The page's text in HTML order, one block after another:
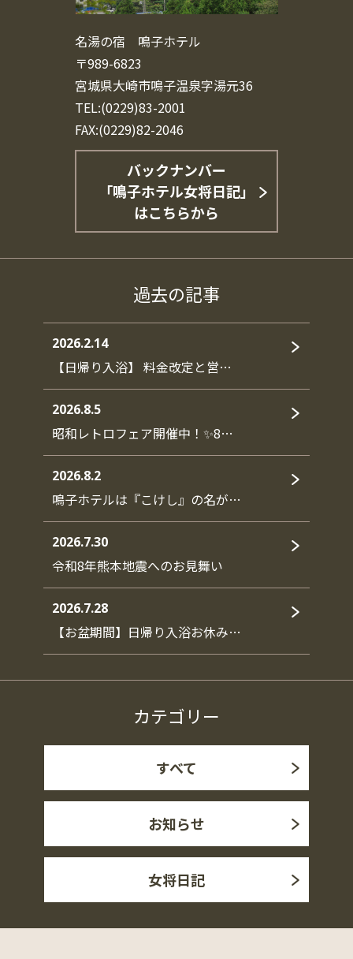
名湯の宿 鳴子ホテル
〒989-6823
宮城県大崎市鳴子温泉字湯元36
TEL:(0229)83-2001
FAX:(0229)82-2046
バックナンバー
「鳴子ホテル女将日記」
はこちらから
過去の記事
2026.2.14
【日帰り入浴】 料金改定と営…
2026.8.5
昭和レトロフェア開催中！✨8…
2026.8.2
鳴子ホテルは『こけし』の名が…
2026.7.30
令和8年熊本地震へのお見舞い
2026.7.28
【お盆期間】日帰り入浴お休み…
カテゴリー
すべて
お知らせ
女将日記